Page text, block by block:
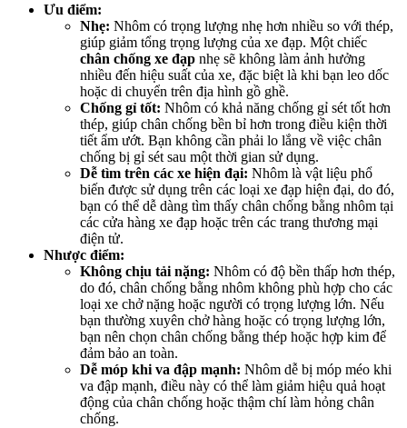
Ưu điểm:
Nhẹ: Nhôm có trọng lượng nhẹ hơn nhiều so với thép,
giúp giảm tổng trọng lượng của xe đạp. Một chiếc
chân chống xe đạp nhẹ sẽ không làm ảnh hưởng
nhiều đến hiệu suất của xe, đặc biệt là khi bạn leo dốc
hoặc di chuyển trên địa hình gồ ghề.
Chống gỉ tốt: Nhôm có khả năng chống gỉ sét tốt hơn
thép, giúp chân chống bền bỉ hơn trong điều kiện thời
tiết ẩm ướt. Bạn không cần phải lo lắng về việc chân
chống bị gỉ sét sau một thời gian sử dụng.
Dễ tìm trên các xe hiện đại: Nhôm là vật liệu phổ
biến được sử dụng trên các loại xe đạp hiện đại, do đó,
bạn có thể dễ dàng tìm thấy chân chống bằng nhôm tại
các cửa hàng xe đạp hoặc trên các trang thương mại
điện tử.
Nhược điểm:
Không chịu tải nặng: Nhôm có độ bền thấp hơn thép,
do đó, chân chống bằng nhôm không phù hợp cho các
loại xe chở nặng hoặc người có trọng lượng lớn. Nếu
bạn thường xuyên chở hàng hoặc có trọng lượng lớn,
bạn nên chọn chân chống bằng thép hoặc hợp kim để
đảm bảo an toàn.
Dễ móp khi va đập mạnh: Nhôm dễ bị móp méo khi
va đập mạnh, điều này có thể làm giảm hiệu quả hoạt
động của chân chống hoặc thậm chí làm hỏng chân
chống.